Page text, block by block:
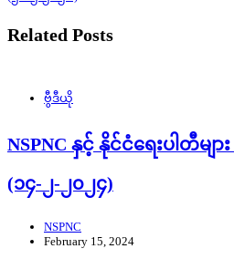
Related Posts
ဗွီဒီယို
NSPNC နှင့် နိုင်ငံရေးပါတီမျ
(၁၄-၂-၂၀၂၄)
NSPNC
February 15, 2024